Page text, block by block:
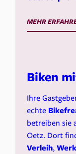
MEHR
Biken
Ihre
echte
betreiben sie
Oetz. Dort
Verleih,